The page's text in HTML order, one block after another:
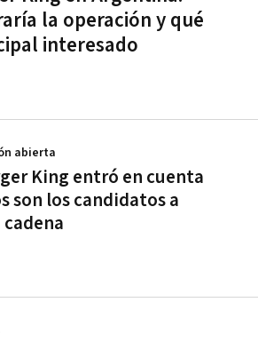
la operación y qué
interesado
King entró en cuenta
son los candidatos a
abierta